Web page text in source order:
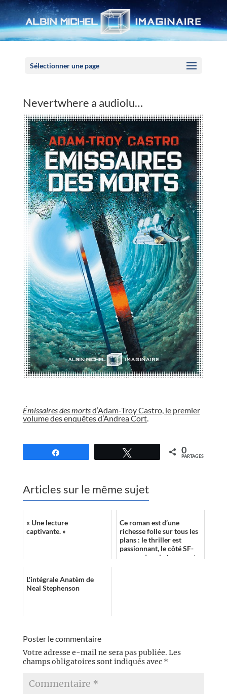
Sélectionner une page
Nevertwhere a audiolu…
Émissaires des mortsd’Adam-Troy Castro, le premier
volume des enquêtes d’Andrea Cort.
0
PARTAGES
Articles sur le même sujet
« Une lecture
captivante. »
Ce roman est d’une
richesse folle sur tous les
plans : le thriller est
passionnant, le côté SF-
voyage dans le temps est
L'intégrale Anatèm de
Neal Stephenson
Poster le commentaire
Votre adresse e-mail ne sera pas publiée. Les
champs obligatoires sont indiqués avec *
Panneau de gestion des cookies